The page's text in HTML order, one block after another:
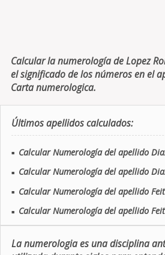
Calcular la numerología de Lopez
el significado de los números en el
Carta numerologica.
Últimos apellidos calculados:
■ Calcular Numerología del apellido
■ Calcular Numerología del apellido
■ Calcular Numerología del apellido
■ Calcular Numerología del apellido
La numerologia es una disciplina